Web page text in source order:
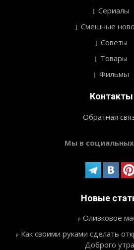
Сериалы
Смешные
Советы
Товары
Фильмы
Контакты
Обратная
Мы в социальных
Новые
Оливковое
Как своими руками сделать
Доброго